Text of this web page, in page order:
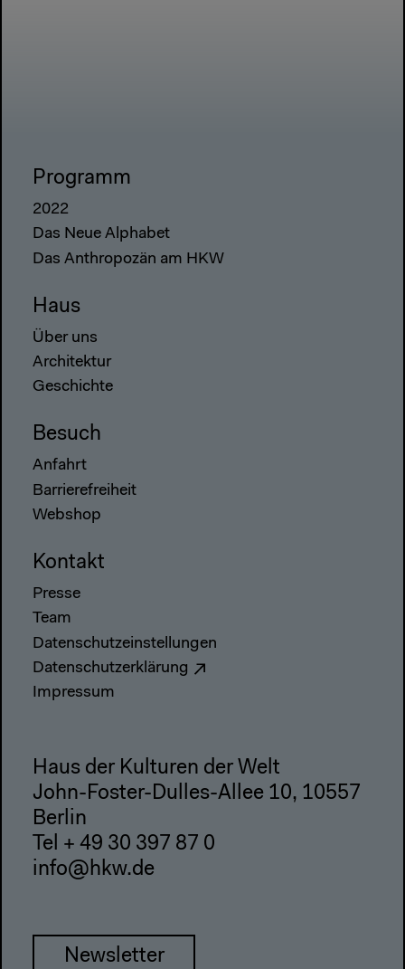
Programm
2022
Das Neue Alphabet
Das Anthropozän am HKW
Haus
Über uns
Architektur
Geschichte
Besuch
Anfahrt
Barrierefreiheit
Webshop
Kontakt
Presse
Team
Datenschutzeinstellungen
Datenschutzerklärung
Impressum
Haus der Kulturen der Welt
John-Foster-Dulles-Allee 10, 10557
Berlin
Tel + 49 30 397 87 0
info@hkw.de
Newsletter